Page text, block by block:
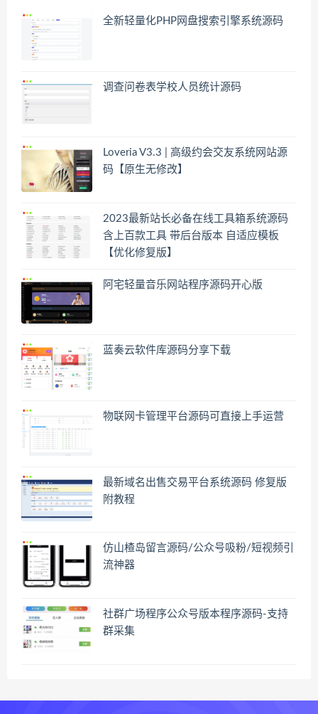
全新轻量化PHP网盘搜索引擎系统源码
调查问卷表学校人员统计源码
Loveria V3.3 | 高级约会交友系统网站源
码【原生无修改】
2023最新站长必备在线工具箱系统源码
含上百款工具 带后台版本 自适应模板
【优化修复版】
阿宅轻量音乐网站程序源码开心版
蓝奏云软件库源码分享下载
物联网卡管理平台源码可直接上手运营
最新域名出售交易平台系统源码 修复版
附教程
仿山楂岛留言源码/公众号吸粉/短视频引
流神器
社群广场程序公众号版本程序源码-支持
群采集